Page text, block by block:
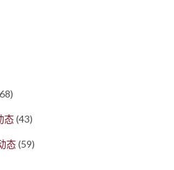
态(43)
态(59)